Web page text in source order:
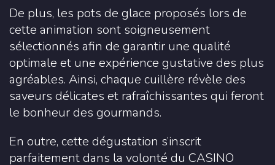
De plus, les pots de glace proposés lors de
cette animation sont soigneusement
sélectionnés afin de garantir une qualité
optimale et une expérience gustative des plus
agréables. Ainsi, chaque cuillère révèle des
saveurs délicates et rafraîchissantes qui feront
le bonheur des gourmands.
En outre, cette dégustation s’inscrit
parfaitement dans la volonté du CASINO